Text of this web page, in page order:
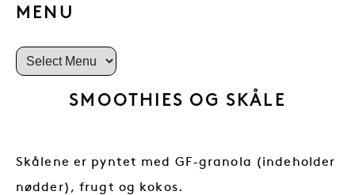
MENU
SMOOTHIES OG SKÅLE
Skålene er pyntet med GF-granola (indeholder
nødder), frugt og kokos.